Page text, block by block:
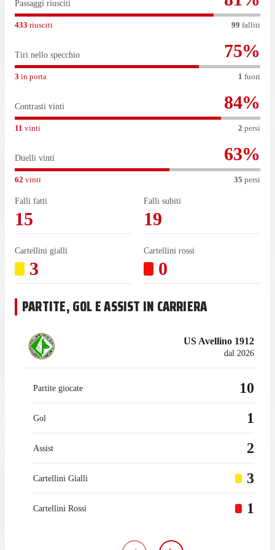
Passaggi riusciti
433 riusciti 99 falliti
Tiri nello specchio 75%
3 in porta 1 fuori
Contrasti vinti 84%
11 vinti 2 persi
Duelli vinti 63%
62 vinti 35 persi
Falli fatti
15
Falli subiti
19
Cartellini gialli
3
Cartellini rossi
0
PARTITE, GOL E ASSIST IN CARRIERA
US Avellino 1912
dal 2026
Partite giocate 10
Gol 1
Assist 2
Cartellini Gialli 3
Cartellini Rossi 1